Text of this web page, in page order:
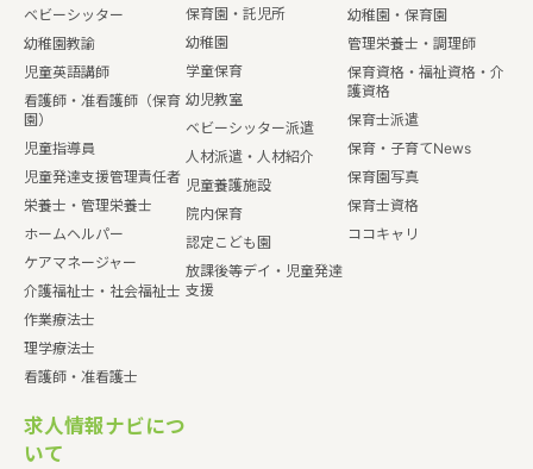
ベビーシッター
幼稚園教諭
児童英語講師
看護師・准看護師（保育
園）
児童指導員
児童発達支援管理責任者
栄養士・管理栄養士
ホームヘルパー
ケアマネージャー
介護福祉士・社会福祉士
作業療法士
理学療法士
看護師・准看護士
保育園・託児所
幼稚園
学童保育
幼児教室
ベビーシッター派遣
人材派遣・人材紹介
児童養護施設
院内保育
認定こども園
放課後等デイ・児童発達
支援
幼稚園・保育園
管理栄養士・調理師
保育資格・福祉資格・介
護資格
保育士派遣
保育・子育てNews
保育園写真
保育士資格
ココキャリ
求人情報ナビにつ
いて